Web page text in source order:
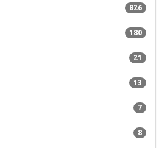
826
180
21
13
7
8